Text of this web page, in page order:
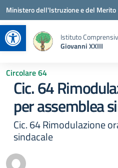
Apri la barra
Vai ai contenuti
Vai al menu di navigazione
Vai al footer
Ministero dell'Istruzione e del Merito
Istituto
Giovanni XXIII
Circolare 64
Cic. 64
per assemblea
Cic. 64 Rimodulazione
sindacale